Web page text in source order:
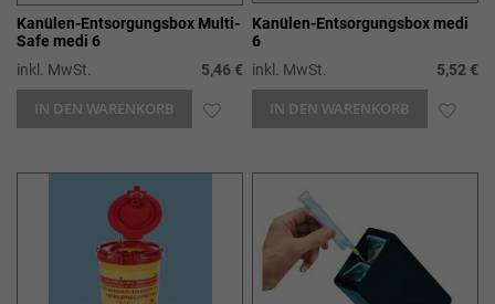
Kanülen-Entsorgungsbox Multi-
Safe medi 6
inkl. MwSt.
5,46 €
IN DEN WARENKORB ZUR
Kanülen-Entsorgungsbox medi
6
inkl. MwSt.
5,52 €
IN DEN WARENKORB ZUR